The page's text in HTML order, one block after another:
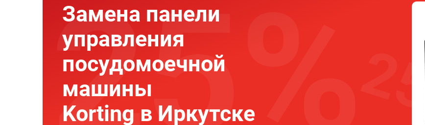
Замена панели
управления
посудомоечной
машины
Korting в Иркутске